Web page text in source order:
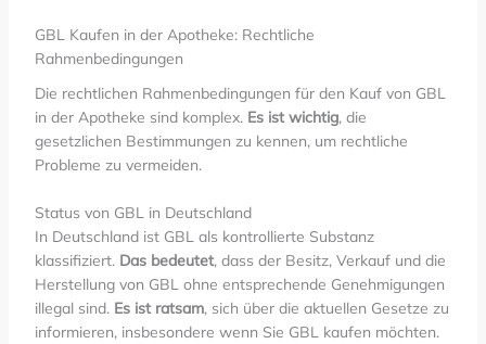
GBL Kaufen in der Apotheke: Rechtliche
Rahmenbedingungen
Die rechtlichen Rahmenbedingungen für den Kauf von GBL
in der Apotheke sind komplex. Es ist wichtig, die
gesetzlichen Bestimmungen zu kennen, um rechtliche
Probleme zu vermeiden.
Status von GBL in Deutschland
In Deutschland ist GBL als kontrollierte Substanz
klassifiziert. Das bedeutet, dass der Besitz, Verkauf und die
Herstellung von GBL ohne entsprechende Genehmigungen
illegal sind. Es ist ratsam, sich über die aktuellen Gesetze zu
informieren, insbesondere wenn Sie GBL kaufen möchten.